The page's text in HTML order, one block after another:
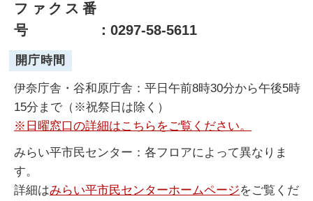
ファクス番
号
：0297-58-5611
開庁時間
伊奈庁舎・谷和原庁舎：平日午前8時30分から午後5時
15分まで（※祝祭日は除く）
※日曜窓口の詳細はこちらをご覧ください。
みらい平市民センター：各フロアによって異なりま
す。
詳細はみらい平市民センターホームページをご覧くだ